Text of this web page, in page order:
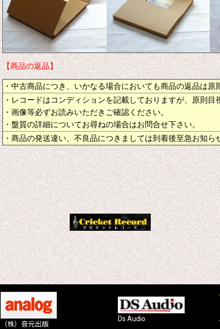
【商品の返品】
・中古商品につき、いかなる場合においても商品の返品は原
・レコードはコンディションを記載しておりますが、原則目
・画像等必ずお読みいただきご確認ください。
・盤質の詳細についてお尋ねの場合はお問合せ下さい。
・商品の発送違い、不良品につきましては到着後至急お知ら
（株）音元出版
Ds Audio